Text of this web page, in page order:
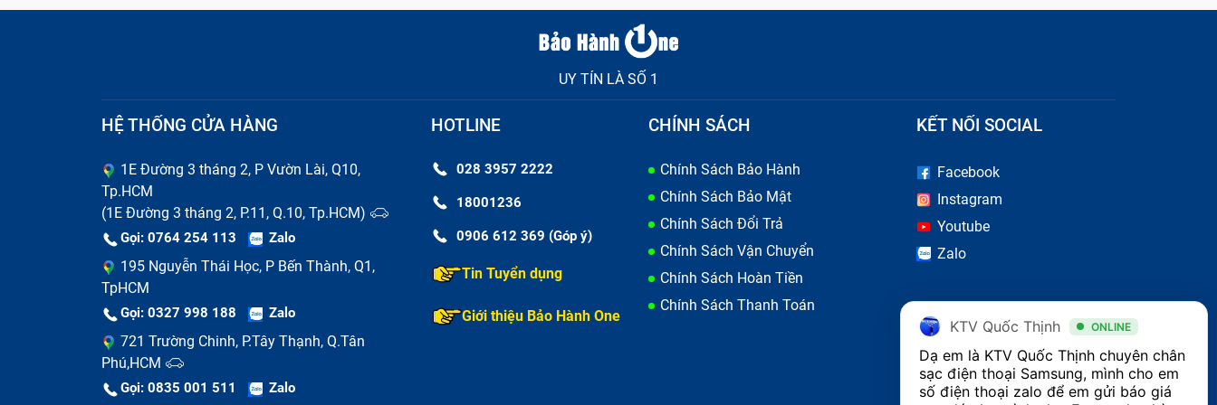
Sạc chập chờn, lúc được lúc không:
Kết nối sạc thường xuyên bị ngắt quãng, bạn phải rút ra cắm lại
nhiều lần mới nhận điện.
Phải điều chỉnh góc độ hoặc ấn mạnh cáp:Bạn phải dùng tay giữ cáp ở một góc nghiêng nhất định,
dùng vật nặng chèn lên đầu sạc hoặc ấn thật mạnh thì máy mới sạc được.
Cổng sạc bị lỏng lẻo, lỏng chân kim loại:
thể lắc qua lắc lại dễ dàng và thường xuyên rơi ra ngoài.
UY TÍN LÀ SỐ 1
HỆ THỐNG CỬA HÀNG
1E Đường 3 tháng 2, P Vườn Lài, Q10,
Tp.HCM
(1E Đường 3 tháng 2, P.11, Q.10, Tp.HCM)
Gọi: 0764 254 113 Zalo
195 Nguyễn Thái Học, P Bến Thành, Q1,
TpHCM
Gọi: 0327 998 188 Zalo
721 Trường Chinh, P.Tây Thạnh, Q.Tân
Phú,HCM
Gọi: 0835 001 511 Zalo
HOTLINE
028 3957 2222
18001236
0906 612 369 (Góp ý)
Tin Tuyển dụng
Giới thiệu Bảo Hành One
CHÍNH SÁCH
Chính Sách Bảo Hành
Chính Sách Bảo Mật
Chính Sách Đổi Trả
Chính Sách Vận Chuyển
Chính Sách Hoàn Tiền
Chính Sách Thanh Toán
KẾT NỐI SOCIAL
Facebook
Instagram
Youtube
Zalo
KTV Quốc Thịnh ONLINE
Dạ em là KTV Quốc Thịnh chuyên chân
sạc điện thoại Samsung, mình cho em
số điện thoại zalo để em gửi báo giá